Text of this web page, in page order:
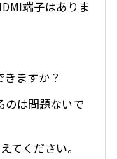
端子はありま
ますか？
のは問題ないで
てください。